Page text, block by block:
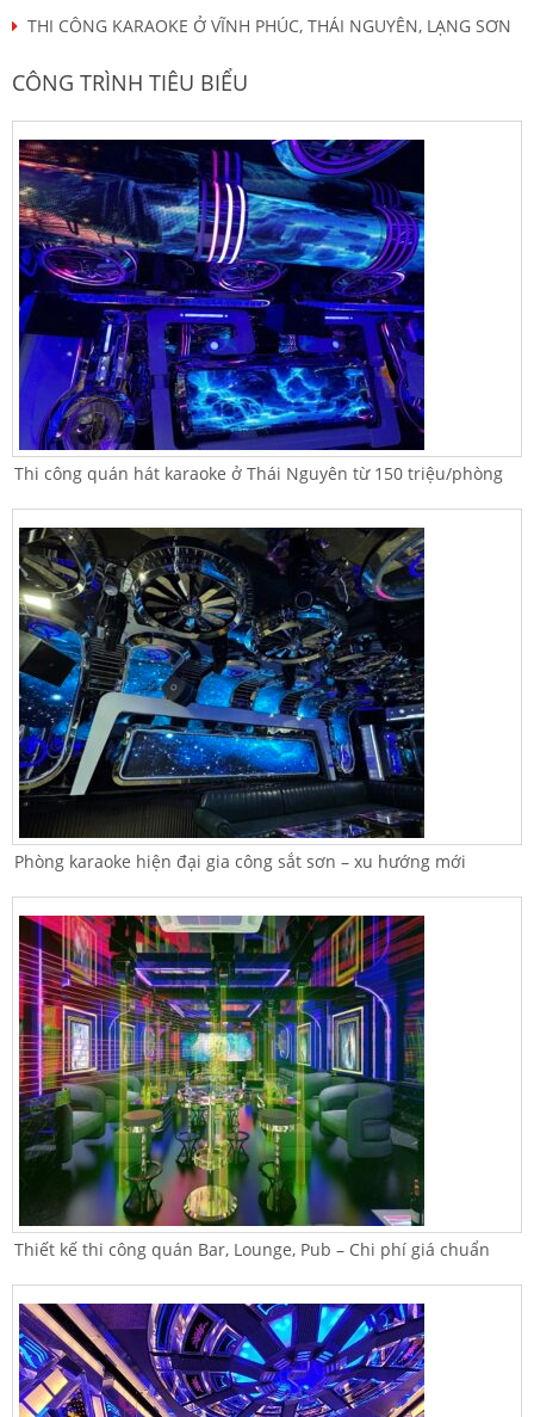
THI CÔNG KARAOKE Ở VĨNH PHÚC, THÁI NGUYÊN, LẠNG SƠN
CÔNG TRÌNH TIÊU BIỂU
Thi công quán hát karaoke ở Thái Nguyên từ 150 triệu/phòng
Phòng karaoke hiện đại gia công sắt sơn – xu hướng mới
Thiết kế thi công quán Bar, Lounge, Pub – Chi phí giá chuẩn